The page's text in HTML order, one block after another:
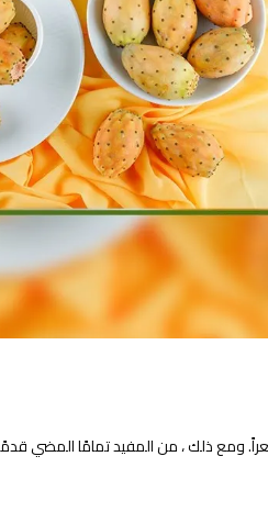
ومع ذلك ، من المفيد تمامًا المضي